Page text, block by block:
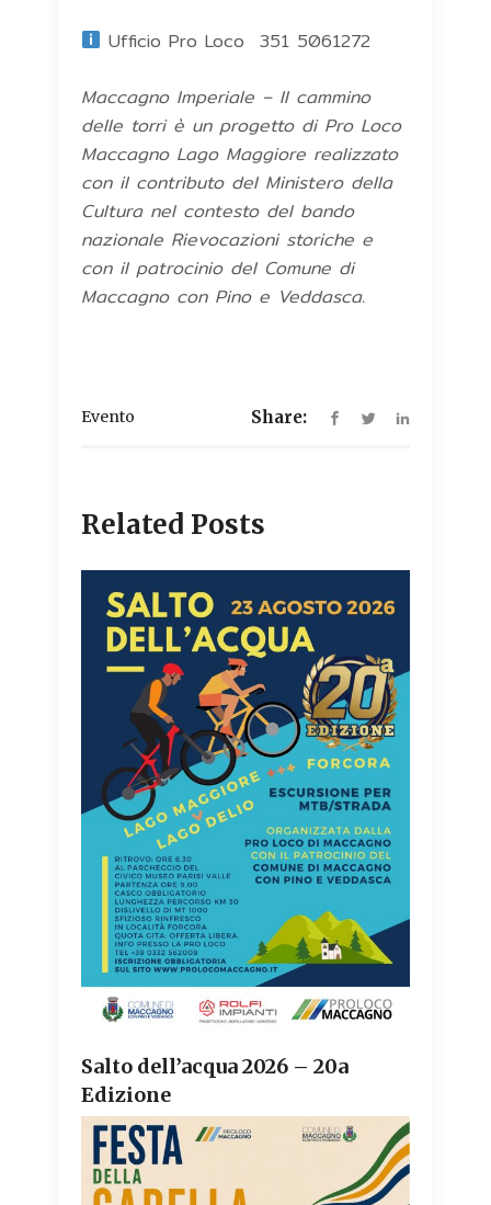
Ufficio Pro Loco 351 5061272
Maccagno Imperiale – Il cammino
delle torri è un progetto di Pro Loco
Maccagno Lago Maggiore realizzato
con il contributo del Ministero della
Cultura nel contesto del bando
nazionale Rievocazioni storiche e
con il patrocinio del Comune di
Maccagno con Pino e Veddasca.
Evento Share:
Related Posts
Salto dell’acqua 2026 – 20a
Edizione